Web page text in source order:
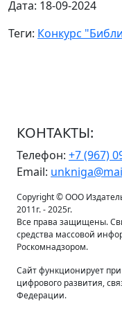
Дата: 18-09-2024
Теги: Конкурс
КОНТАКТЫ:
Телефон: +7 (967)
Email:
Copyright © ООО
2011г. - 2025г.
Все права защищены.
средства массовой
Роскомнадзором.
Сайт функционирует
цифрового развития,
Федерации.